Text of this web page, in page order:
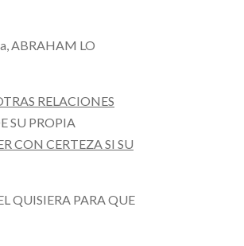
ABRAHAM LO
RELACIONES
SU PROPIA
CON CERTEZA SI SU
QUISIERA PARA QUE